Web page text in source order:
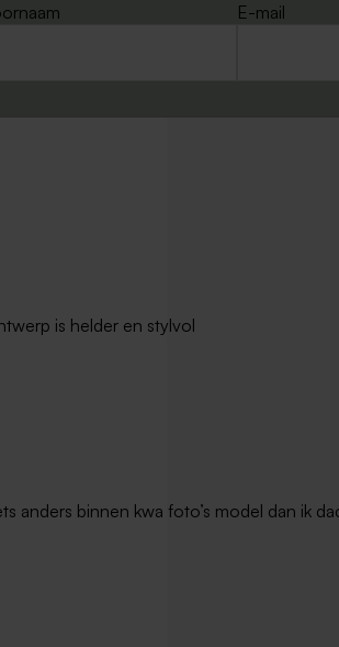
E-mail
is helder en stylvol
anders binnen kwa foto’s model dan ik